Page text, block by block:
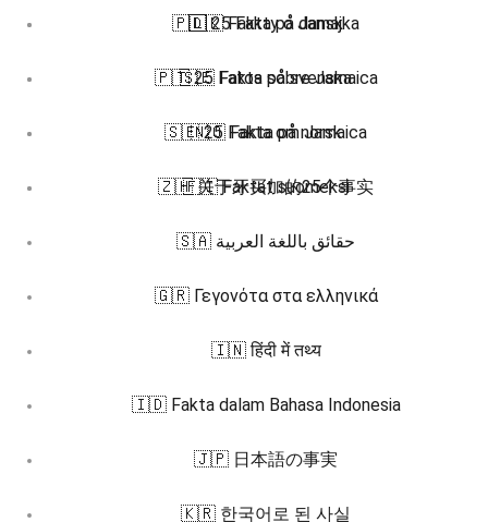
🇵🇱 25 Fakty o Jamajka
🇵🇹 25 Fatos sobre Jamaica
🇸🇪 25 Fakta om Jamaica
🇿🇭 关于牙买加的25个事实
🇩🇰 Fakta på dansk
🇸🇪 Fakta på svenska
🇳🇴 Fakta på norsk
🇫🇮 Faktat suomeksi
🇸🇦 حقائق باللغة العربية
🇬🇷 Γεγονότα στα ελληνικά
🇮🇳 हिंदी में तथ्य
🇮🇩 Fakta dalam Bahasa Indonesia
🇯🇵 日本語の事実
🇰🇷 한국어로 된 사실